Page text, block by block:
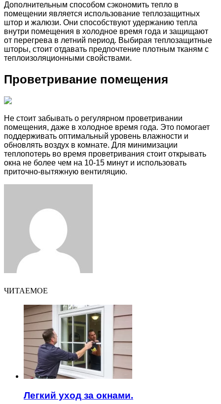
Дополнительным способом сэкономить тепло в
помещении является использование теплозащитных
штор и жалюзи. Они способствуют удержанию тепла
внутри помещения в холодное время года и защищают
от перегрева в летний период. Выбирая теплозащитные
шторы, стоит отдавать предпочтение плотным тканям с
теплоизоляционными свойствами.
Проветривание помещения
Не стоит забывать о регулярном проветривании
помещения, даже в холодное время года. Это помогает
поддерживать оптимальный уровень влажности и
обновлять воздух в комнате. Для минимизации
теплопотерь во время проветривания стоит открывать
окна не более чем на 10-15 минут и использовать
приточно-вытяжную вентиляцию.
ЧИТАЕМОЕ
Легкий уход за окнами.